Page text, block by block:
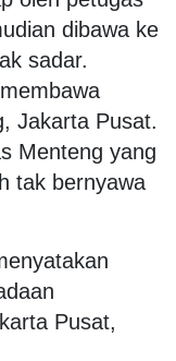
dibawa ke
sadar.
Jakarta Pusat.
Menteng yang
tak bernyawa
Pusat,